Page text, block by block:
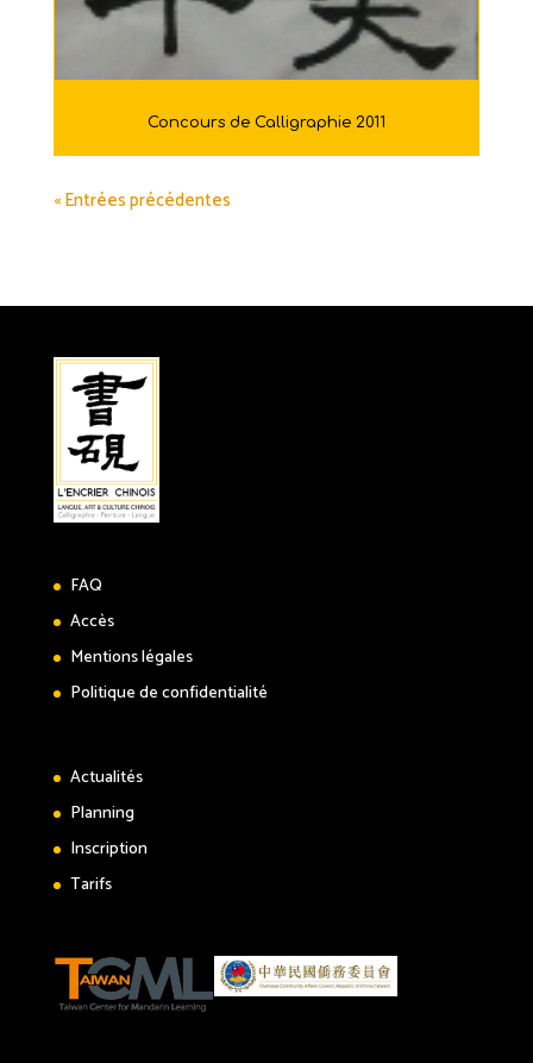
Concours de Calligraphie 2011
« Entrées précédentes
FAQ
Accès
Mentions légales
Politique de confidentialité
Actualités
Planning
Inscription
Tarifs